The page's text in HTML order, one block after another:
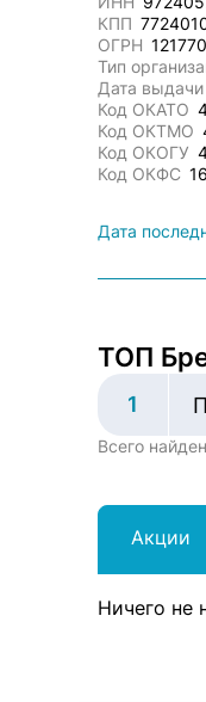
КПП
ОГРН
Тип
Дата
Код ОКАТО
Код ОКТМО
Код ОКОГУ
Код ОКФС 16
Дата
ТОП
1
Всего
Акции
Ничего не